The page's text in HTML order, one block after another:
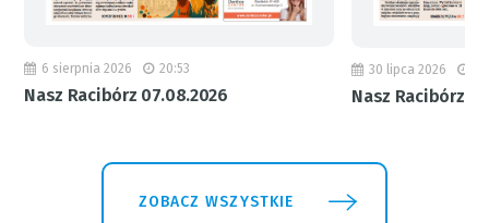
6 sierpnia 2026 20:53
Nasz Racibórz 07.08.2026
30 lipca 2026
Nasz Racibórz
ZOBACZ WSZYSTKIE